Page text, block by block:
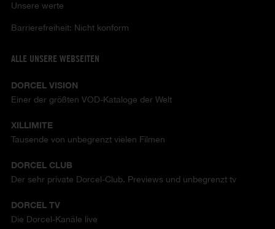
Unsere werte
Barrierefreiheit: Nicht konform
ALLE UNSERE WEBSEITEN
DORCEL VISION
Einer der größten VOD-Kataloge der Welt
XILLIMITE
Tausende von unbegrenzt vielen Filmen
DORCEL CLUB
Der sehr private Dorcel-Club. Previews und unbegrenzt tv
DORCEL TV
Die Dorcel-Kanäle live